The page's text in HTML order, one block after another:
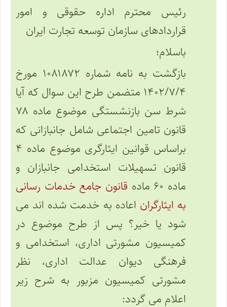
رئیس محترم اداره حقوقی و امور
قراردادهای سازمان توسعه تجارت ایران
باسلام؛
بازگشت به نامه شماره ۱۰۸۱۸۷۲ مورخ
۱۴۰۲/۷/۴ متضمن طرح این سوال که آیا
شرط سن بازنشستگی موضوع ماده ۷۸
قانون تامین اجتماعی شامل جانبازانی که
براساس قوانین ایثارگری موضوع ماده ۴
قانون تسهیلات استخدامی جانبازان و
ماده ۶۰ ماده
قانون جامع خدمات رسانی
به ایثارگران اعاده به خدمت شده اند می
شود یا خیر؟ پس از طرح موضوع در
کمیسیون مشورتی اداری، استخدامی و
فرهنگی دیوان عدالت اداری، نظر
مشورتی کمیسیون مزبور به شرح زیر
اعلام می گردد: